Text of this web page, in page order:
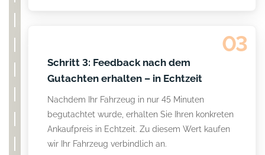
03
Schritt 3: Feedback nach dem
Gutachten erhalten – in Echtzeit
Nachdem Ihr Fahrzeug in nur 45 Minuten
begutachtet wurde, erhalten Sie Ihren konkreten
Ankaufpreis in Echtzeit. Zu diesem Wert kaufen
wir Ihr Fahrzeug verbindlich an.